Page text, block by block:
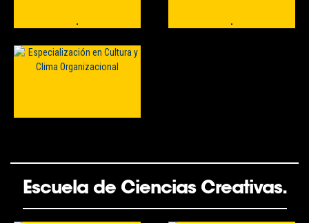
Escuela de Ciencias Creativas.